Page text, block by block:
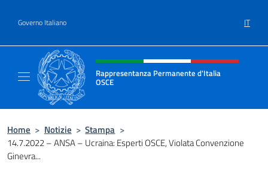
Governo Italiano IT
Intestazione sito, social e menù
Rappresentanza Permanente d'Italia
OSCE
Home > Notizie > Stampa >
14.7.2022 – ANSA – Ucraina: Esperti OSCE, Violata Convenzione
Ginevra...